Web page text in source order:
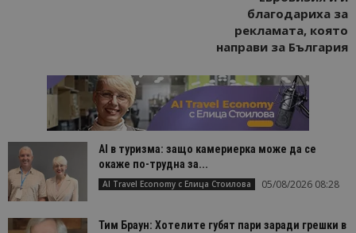
благодариха за
рекламата, която
направи за България
AI в туризма: защо камериерка може да се
окаже по-трудна за...
AI Travel Economy с Елица Стоилова 05/08/2026 08:28
Тим Браун: Хотелите губят пари заради грешки в
на
на
с
цели.
is_unique
StatCounter
1 година
1 месец
Тази
е зададена
дали сте за
посетител.
_ga_B09EBBY8PY
Google